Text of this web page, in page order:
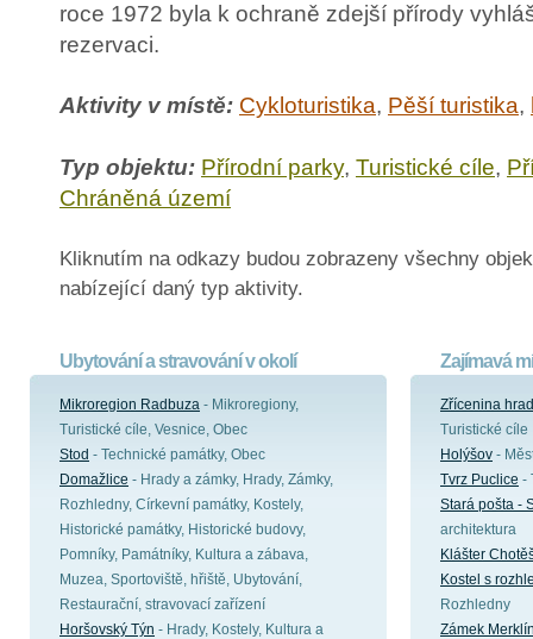
roce 1972 byla k ochraně zdejší přírody
rezervaci.
Aktivity v místě: Cykloturistika, Pěší turistika,
Typ objektu: Přírodní parky, Turistické cíle,
Chráněná území
Kliknutím na odkazy budou zobrazeny všechny
nabízející daný typ aktivity.
Ubytování a stravování v okolí
Mikroregion Radbuza - Mikroregiony,
Turistické cíle, Vesnice, Obec
Stod - Technické památky, Obec
Domažlice - Hrady a zámky, Hrady, Zámky,
Rozhledny, Církevní památky, Kostely,
Historické památky, Historické budovy,
Pomníky, Památníky, Kultura a zábava,
Muzea, Sportoviště, hřiště, Ubytování,
Restaurační, stravovací zařízení
Horšovský Týn - Hrady, Kostely, Kultura a
Zajímavá
Zřícenina
Turistické cíle
Holýšov -
Tvrz Puclice -
Stará pošta -
architektura
Klášter
Kostel s
Rozhledny
Zámek